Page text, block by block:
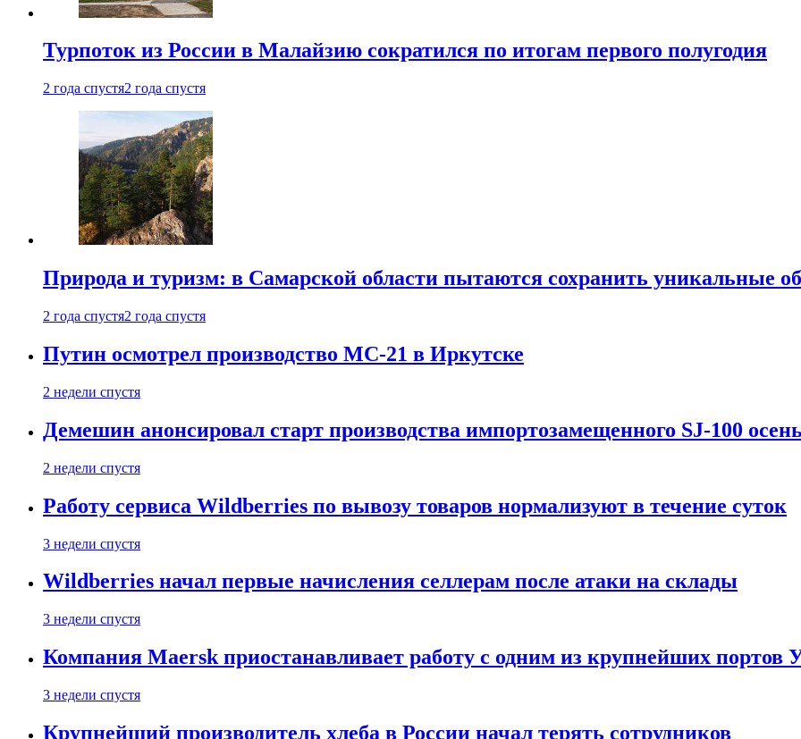
Турпоток из России в Малайзию сократился по итогам первого полугодия
2 года спустя2 года спустя
Природа и туризм: в Самарской области пытаются сохранить уникальные
2 года спустя2 года спустя
Путин осмотрел производство МС-21 в Иркутске
2 недели спустя
Демешин анонсировал старт производства импортозамещенного SJ-100
2 недели спустя
Работу сервиса Wildberries по вывозу товаров нормализуют в течение суток
3 недели спустя
Wildberries начал первые начисления селлерам после атаки на склады
3 недели спустя
Компания Maersk приостанавливает работу с одним из крупнейших портов
3 недели спустя
Крупнейший производитель хлеба в России начал терять сотрудников